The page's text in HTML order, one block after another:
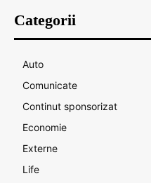
Categorii
Auto
Comunicate
Continut sponsorizat
Economie
Externe
Life